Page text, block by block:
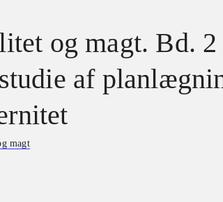
og magt. Bd. 2
af
magt